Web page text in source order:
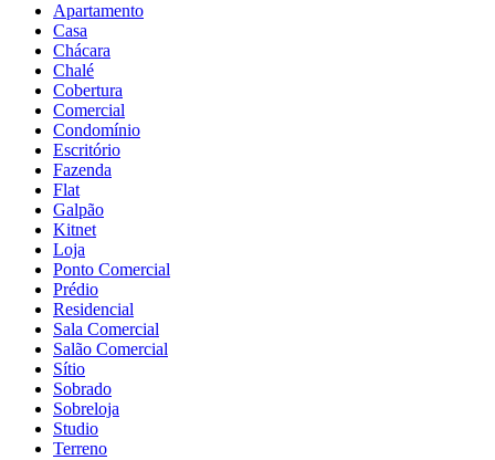
Apartamento
Casa
Chácara
Chalé
Cobertura
Comercial
Condomínio
Escritório
Fazenda
Flat
Galpão
Kitnet
Loja
Ponto Comercial
Prédio
Residencial
Sala Comercial
Salão Comercial
Sítio
Sobrado
Sobreloja
Studio
Terreno